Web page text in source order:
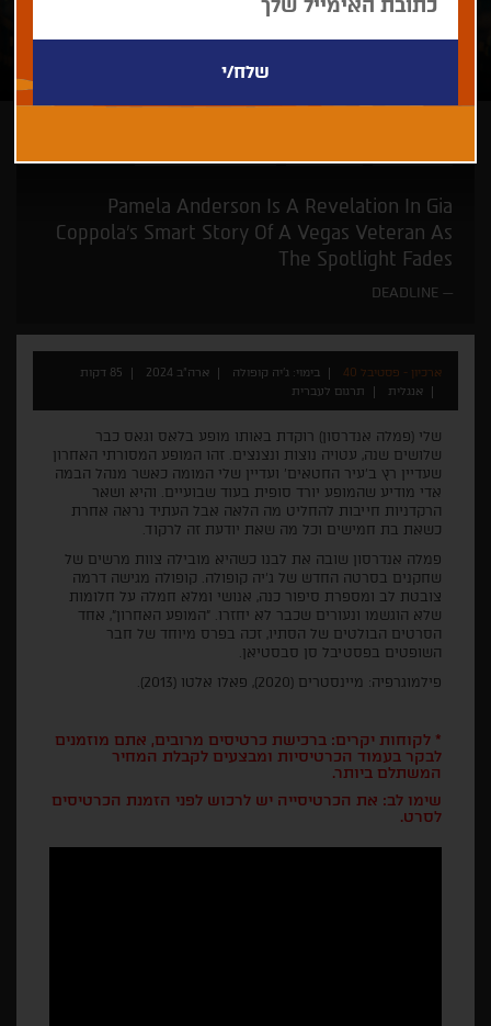
Pamela Anderson Is A Revelation In Gia
Coppola’s Smart Story Of A Vegas Veteran As
The Spotlight Fades
DEADLINE
ארכיון - פסטיבל 40 בימוי: ג'יה קופולה ארה"ב 2024
85 דקות
אנגלית
תרגום לעברית
שלי (פמלה אנדרסון) רוקדת באותו מופע בלאס וגאס כבר
שלושים שנה, עטויה נוצות ונצנצים. זהו המופע המסורתי האחרון
שעדיין רץ ב'עיר החטאים' ועדיין שלי המומה כאשר מנהל הבמה
אדי מודיע שהמופע יורד סופית בעוד שבועיים. והיא ושאר
הרקדניות חייבות להחליט מה הלאה אבל העתיד נראה אחרת
כשאת בת חמישים וכל מה שאת יודעת זה לרקוד.
פמלה אנדרסון שובה את לבנו כשהיא מובילה צוות מרשים של
שחקנים בסרטה החדש של ג'יה קופולה. קופולה מגישה דרמה
צובטת לב ומספרת סיפור כנה, אנושי ומלא חמלה על חלומות
שלא הוגשמו ונעורים שכבר לא יחזרו. "המופע האחרון", אחד
הסרטים הבולטים של הסתיו, זכה בפרס מיוחד של חבר
השופטים בפסטיבל סן סבסטיאן.
פילמוגרפיה: מיינסטרים (2020), פאלו אלטו (2013).
* לקוחות יקרים: ברכישת כרטיסים מרובים, אתם מוזמנים
לבקר בעמוד הכרטיסיות ומבצעים לקבלת המחיר
המשתלם ביותר.
שימו לב: את הכרטיסייה יש לרכוש לפני הזמנת הכרטיסים
לסרט.